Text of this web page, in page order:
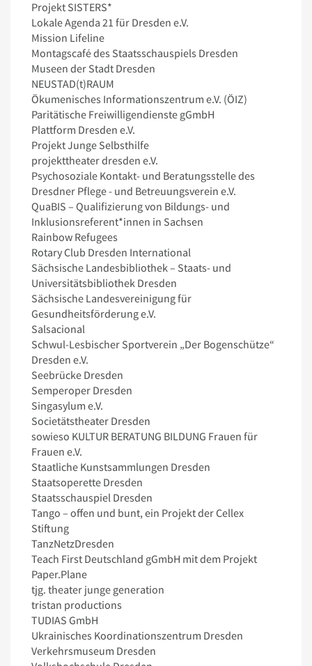
Projekt SISTERS*
Lokale Agenda 21 für Dresden e.V.
Mission Lifeline
Montagscafé des Staatsschauspiels Dresden
Museen der Stadt Dresden
NEUSTAD(t)RAUM
Ökumenisches Informationszentrum e.V. (ÖIZ)
Paritätische Freiwilligendienste gGmbH
Plattform Dresden e.V.
Projekt Junge Selbsthilfe
projekttheater dresden e.V.
Psychosoziale Kontakt- und Beratungsstelle des
Dresdner Pflege - und Betreuungsverein e.V.
QuaBIS – Qualifizierung von Bildungs- und
Inklusionsreferent*innen in Sachsen
Rainbow Refugees
Rotary Club Dresden International
Sächsische Landesbibliothek – Staats- und
Universitätsbibliothek Dresden
Sächsische Landesvereinigung für
Gesundheitsförderung e.V.
Salsacional
Schwul-Lesbischer Sportverein „Der Bogenschütze“
Dresden e.V.
Seebrücke Dresden
Semperoper Dresden
Singasylum e.V.
Societätstheater Dresden
sowieso KULTUR BERATUNG BILDUNG Frauen für
Frauen e.V.
Staatliche Kunstsammlungen Dresden
Staatsoperette Dresden
Staatsschauspiel Dresden
Tango – offen und bunt, ein Projekt der Cellex
Stiftung
TanzNetzDresden
Teach First Deutschland gGmbH mit dem Projekt
Paper.Plane
tjg. theater junge generation
tristan productions
TUDIAS GmbH
Ukrainisches Koordinationszentrum Dresden
Verkehrsmuseum Dresden